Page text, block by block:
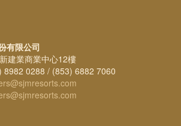
有限公司
建業商業中心12樓
8982 0288 / (853) 6882 7060